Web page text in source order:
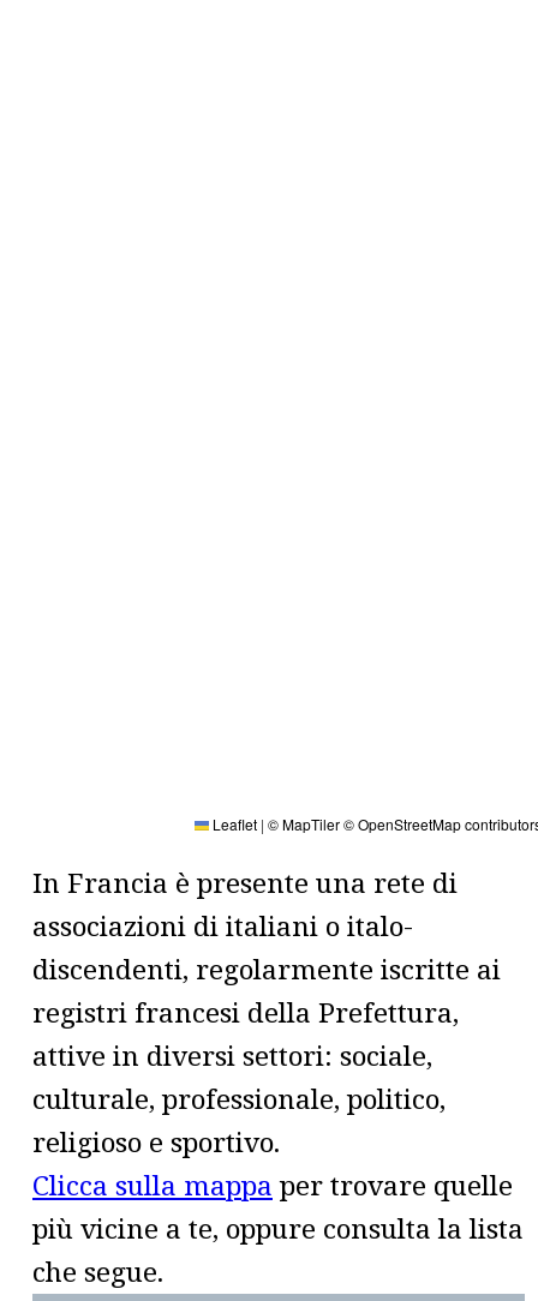
Leaflet | © MapTiler© OpenStreetMap
In Francia è presente una rete di
associazioni di italiani o italo-
discendenti, regolarmente iscritte ai
registri francesi della Prefettura,
attive in diversi settori: sociale,
culturale, professionale, politico,
religioso e sportivo.
Clicca sulla mappaper trovare quelle
più vicine a te, oppure consulta la lista
che segue.